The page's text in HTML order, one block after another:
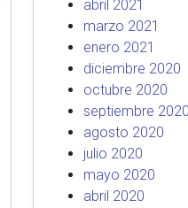
abril 2021
marzo 2021
enero 2021
diciembre 2020
octubre 2020
septiembre 2020
agosto 2020
julio 2020
mayo 2020
abril 2020